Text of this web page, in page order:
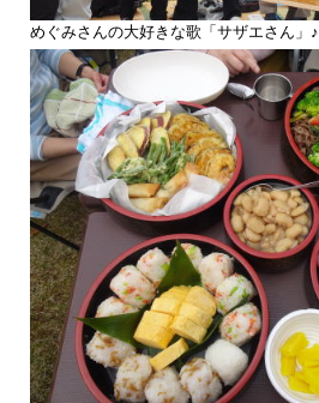
めぐみさんの大好きな歌「サザエさん」♪